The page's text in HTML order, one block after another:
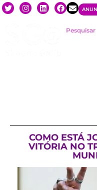
COMO ESTÁ
VITÓRIA NO